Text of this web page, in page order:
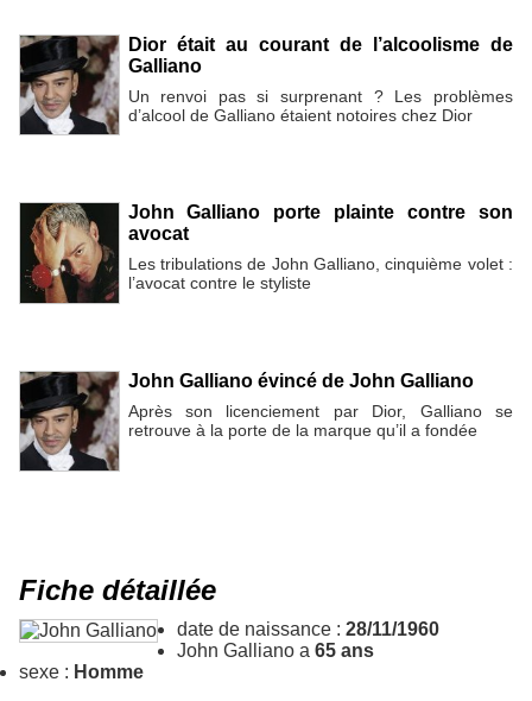
Dior était au courant de l’alcoolisme de
Galliano
Un renvoi pas si surprenant ? Les problèmes
d’alcool de Galliano étaient notoires chez Dior
John Galliano porte plainte contre son
avocat
Les tribulations de John Galliano, cinquième volet :
l’avocat contre le styliste
John Galliano évincé de John Galliano
Après son licenciement par Dior, Galliano se
retrouve à la porte de la marque qu’il a fondée
Fiche détaillée
date de naissance : 28/11/1960
John Galliano a 65 ans
sexe : Homme